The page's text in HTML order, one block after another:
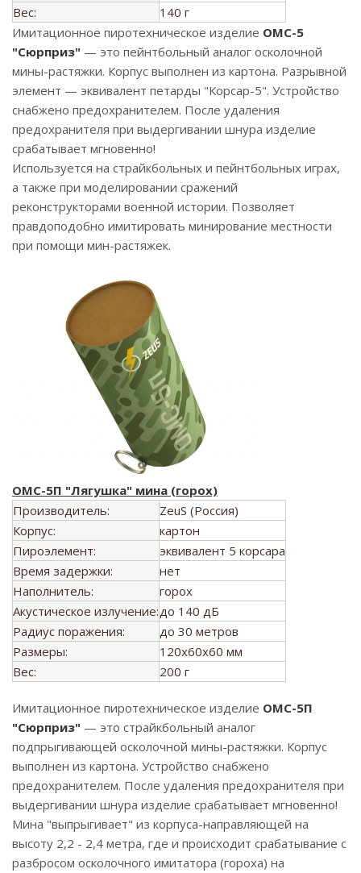
Вес:
140 г
Имитационное пиротехническое изделие ОМС-5
"Сюрприз" — это пейнтбольный аналог осколочной
мины-растяжки. Корпус выполнен из картона. Разрывной
элемент — эквивалент петарды "Корсар-5". Устройство
снабжено предохранителем. После удаления
предохранителя при выдергивании шнура изделие
срабатывает мгновенно!
Используется на страйкбольных и пейнтбольных играх,
а также при моделировании сражений
реконструкторами военной истории. Позволяет
правдоподобно имитировать минирование местности
при помощи мин-растяжек.
ОМС-5П "Лягушка" мина (горох)
Производитель:
ZeuS (Россия)
Корпус:
картон
Пироэлемент:
эквивалент 5 корсара
Время задержки:
нет
Наполнитель:
горох
Акустическое излучение:до 140 дБ
Радиус поражения:
до 30 метров
Размеры:
120x60x60 мм
Вес:
200 г
Имитационное пиротехническое изделие ОМС-5П
"Сюрприз" — это страйкбольный аналог
подпрыгивающей осколочной мины-растяжки. Корпус
выполнен из картона. Устройство снабжено
предохранителем. После удаления предохранителя при
выдергивании шнура изделие срабатывает мгновенно!
Мина "выпрыгивает" из корпуса-направляющей на
высоту 2,2 - 2,4 метра, где и происходит срабатывание с
разбросом осколочного имитатора (гороха) на